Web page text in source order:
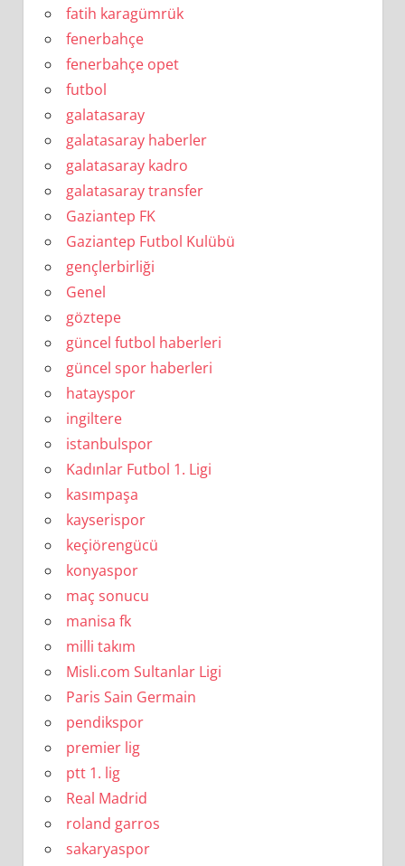
fatih karagümrük
fenerbahçe
fenerbahçe opet
futbol
galatasaray
galatasaray haberler
galatasaray kadro
galatasaray transfer
Gaziantep FK
Gaziantep Futbol Kulübü
gençlerbirliği
Genel
göztepe
güncel futbol haberleri
güncel spor haberleri
hatayspor
ingiltere
istanbulspor
Kadınlar Futbol 1. Ligi
kasımpaşa
kayserispor
keçiörengücü
konyaspor
maç sonucu
manisa fk
milli takım
Misli.com Sultanlar Ligi
Paris Sain Germain
pendikspor
premier lig
ptt 1. lig
Real Madrid
roland garros
sakaryaspor